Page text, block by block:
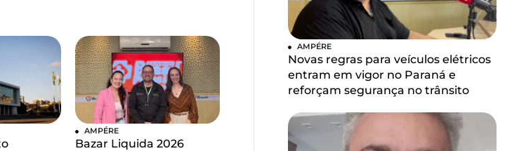
AMPÉRE
Bazar Liquida 2026
AMPÉRE
Novas regras para veículos elétricos
entram em vigor no Paraná e
reforçam segurança no trânsito